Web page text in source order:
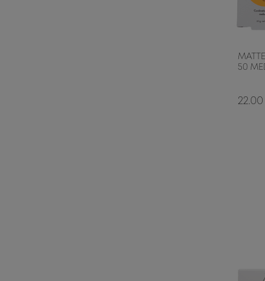
50